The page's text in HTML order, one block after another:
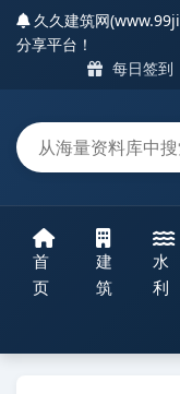
久久建筑网
分享平台！
每日签到
首
页
建
筑
水
利